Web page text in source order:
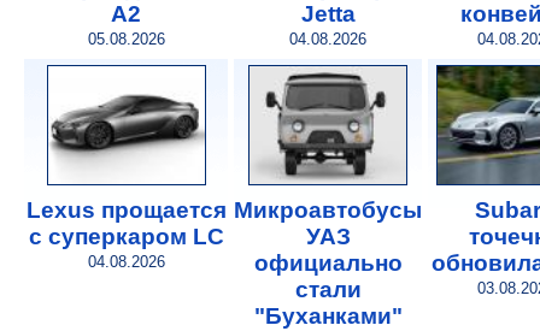
A2
05.08.2026
Jetta
04.08.2026
Lexus прощается
с суперкаром LC
04.08.2026
Микроавтобусы
УАЗ
официально
стали
"Буханками"